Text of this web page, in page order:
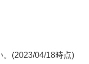
。(2023/04/18時点)